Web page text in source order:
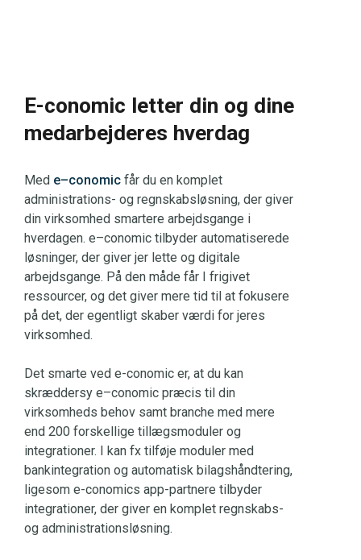
E-conomic letter din og dine
medarbejderes hverdag
Med e–conomic får du en komplet
administrations- og regnskabsløsning, der giver
din virksomhed smartere arbejdsgange i
hverdagen. e–conomic tilbyder automatiserede
løsninger, der giver jer lette og digitale
arbejdsgange. På den måde får I frigivet
ressourcer, og det giver mere tid til at fokusere
på det, der egentligt skaber værdi for jeres
virksomhed.
Det smarte ved e-conomic er, at du kan
skræddersy e–conomic præcis til din
virksomheds behov samt branche med mere
end 200 forskellige tillægsmoduler og
integrationer. I kan fx tilføje moduler med
bankintegration og automatisk bilagshåndtering,
ligesom e-conomics app-partnere tilbyder
integrationer, der giver en komplet regnskabs-
og administrationsløsning.